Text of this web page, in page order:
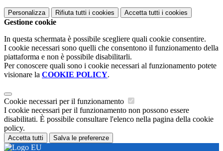
Personalizza Rifiuta tutti i cookies Accetta tutti i cookies
Gestione cookie
In questa schermata è possibile scegliere quali cookie consentire.
I cookie necessari sono quelli che consentono il funzionamento della
piattaforma e non è possibile disabilitarli.
Per conoscere quali sono i cookie necessari al funzionamento potete
visionare la COOKIE POLICY.
Cookie necessari per il funzionamento
I cookie necessari per il funzionamento non possono essere
disabilitati. È possibile consultare l'elenco nella pagina della cookie
policy.
Accetta tutti Salva le preferenze